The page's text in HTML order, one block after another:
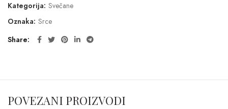
Kategorija: Svečane
Oznaka: Srce
Share
POVEZANI PROIZVODI